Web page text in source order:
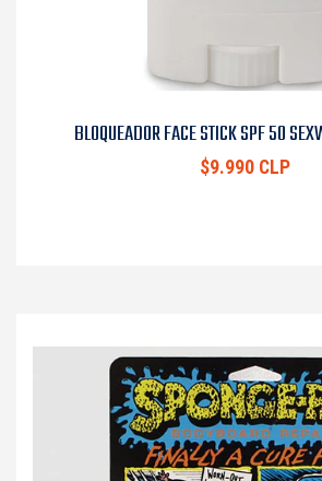
BLOQUEADOR FACE STICK SPF 50
$9.990 CLP